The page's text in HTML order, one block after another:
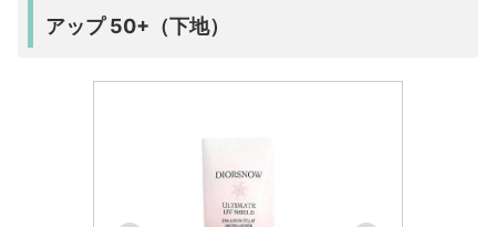
アップ 50+（下地）